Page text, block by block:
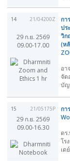
14 21/04200Z
29 ก.ย. 2569
09.00-17.00
กา
ปร
วิก
(ห
อา
จัด
บัญ
15 21/05175P
29 ก.ย. 2569
09.00-16.30
กา
ดร
โร
เด